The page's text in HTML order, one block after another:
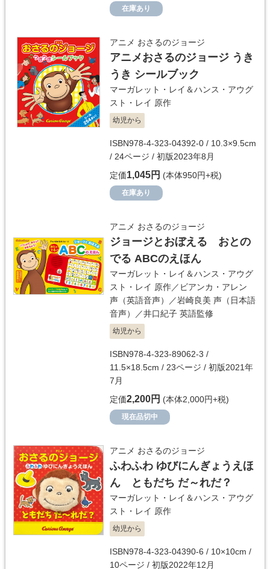
在庫あり
アニメ おさるのジョージ
アニメおさるのジョージ うき
うき シールブック
マーガレット・レイ＆ハンス・アウグ
スト・レイ 原作
幼児から
ISBN978-4-323-04392-0 / 10.3×9.5cm
/ 24ページ / 初版2023年8月
定価1,045円 (本体950円+税)
在庫あり
アニメ おさるのジョージ
ジョージとおぼえる おとの
でる ABCのえほん
マーガレット・レイ＆ハンス・アウグ
スト・レイ 原作／ ビアンカ・アレン
声（英語音声）／岩崎良美 声（日本語
音声）／井口紀子 英語監修
幼児から
ISBN978-4-323-89062-3 /
11.5×18.5cm / 23ページ / 初版2021年
7月
定価2,200円 (本体2,000円+税)
現在品切中
アニメ おさるのジョージ
ふわふわ ゆびにんぎょうえほ
ん ともだち だ～れだ？
マーガレット・レイ＆ハンス・アウグ
スト・レイ 原作
幼児から
ISBN978-4-323-04390-6 / 10×10cm /
10ページ / 初版2022年12月